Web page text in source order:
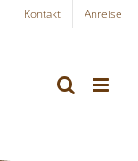
Kontakt
Anreise